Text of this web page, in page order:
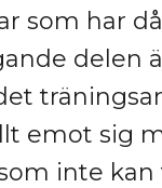
som har
delen
emot sig
inte kan